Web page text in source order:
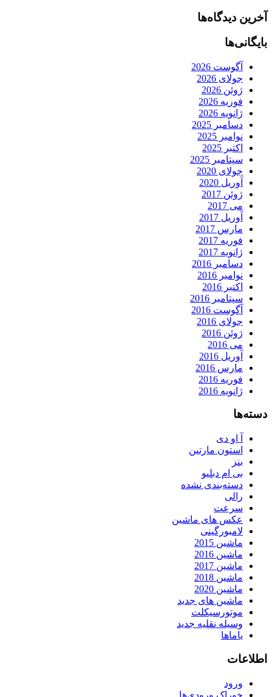
آخرین دیدگاه‌ها
بایگانی‌ها
آگوست 2026
جولای 2026
ژوئن 2026
فوریه 2026
ژانویه 2026
دسامبر 2025
نوامبر 2025
اکتبر 2025
سپتامبر 2025
جولای 2020
آوریل 2020
ژوئن 2017
می 2017
آوریل 2017
مارس 2017
فوریه 2017
ژانویه 2017
دسامبر 2016
نوامبر 2016
اکتبر 2016
سپتامبر 2016
آگوست 2016
جولای 2016
ژوئن 2016
می 2016
آوریل 2016
مارس 2016
فوریه 2016
ژانویه 2016
دسته‌ها
آ او دی
استون مارتین
بنز
بی ام دبلیو
دسته‌بندی نشده
رالی
سرعت
عکس های ماشین
لامبورگینی
ماشین 2015
ماشین 2016
ماشین 2017
ماشین 2018
ماشین 2020
ماشین های جدید
موتورسیکلت
وسیله نقلیه جدید
یاماها
اطلاعات
ورود
خوراک ورودی‌ها